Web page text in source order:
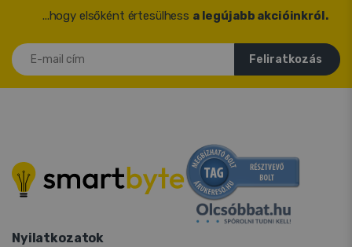
...hogy elsőként értesülhess a legújabb akcióinkról.
E-mail cím
Feliratkozás
Nyilatkozatok